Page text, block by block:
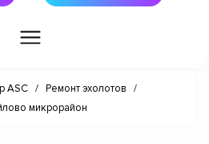
ASC / Ремонт эхолотов
/
микрорайон